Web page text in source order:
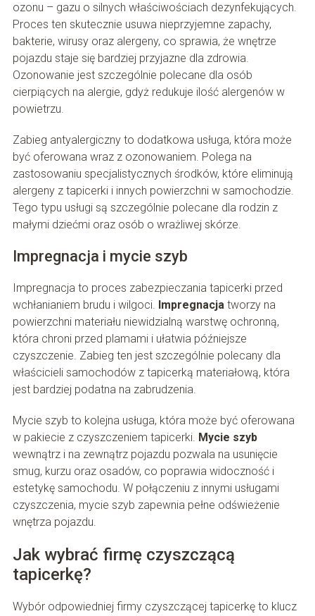
ozonu – gazu o silnych właściwościach dezynfekujących.
Proces ten skutecznie usuwa nieprzyjemne zapachy,
bakterie, wirusy oraz alergeny, co sprawia, że wnętrze
pojazdu staje się bardziej przyjazne dla zdrowia.
Ozonowanie jest szczególnie polecane dla osób
cierpiących na alergie, gdyż redukuje ilość alergenów w
powietrzu.
Zabieg antyalergiczny to dodatkowa usługa, która może
być oferowana wraz z ozonowaniem. Polega na
zastosowaniu specjalistycznych środków, które eliminują
alergeny z tapicerki i innych powierzchni w samochodzie.
Tego typu usługi są szczególnie polecane dla rodzin z
małymi dziećmi oraz osób o wrażliwej skórze.
Impregnacja i mycie szyb
Impregnacja to proces zabezpieczania tapicerki przed
wchłanianiem brudu i wilgoci. Impregnacjatworzy na
powierzchni materiału niewidzialną warstwę ochronną,
która chroni przed plamami i ułatwia późniejsze
czyszczenie. Zabieg ten jest szczególnie polecany dla
właścicieli samochodów z tapicerką materiałową, która
jest bardziej podatna na zabrudzenia.
Mycie szyb to kolejna usługa, która może być oferowana
w pakiecie z czyszczeniem tapicerki. Mycie szyb
wewnątrz i na zewnątrz pojazdu pozwala na usunięcie
smug, kurzu oraz osadów, co poprawia widoczność i
estetykę samochodu. W połączeniu z innymi usługami
czyszczenia, mycie szyb zapewnia pełne odświeżenie
wnętrza pojazdu.
Jak wybrać firmę czyszczącą
tapicerkę?
Wybór odpowiedniej firmy czyszczącej tapicerkę to klucz